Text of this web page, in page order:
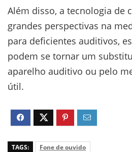
Além disso, a tecnologia de
grandes perspectivas na
para deficientes auditivos,
podem se tornar um
aparelho auditivo ou pelo
útil.
TAGS: Fone de ouvido